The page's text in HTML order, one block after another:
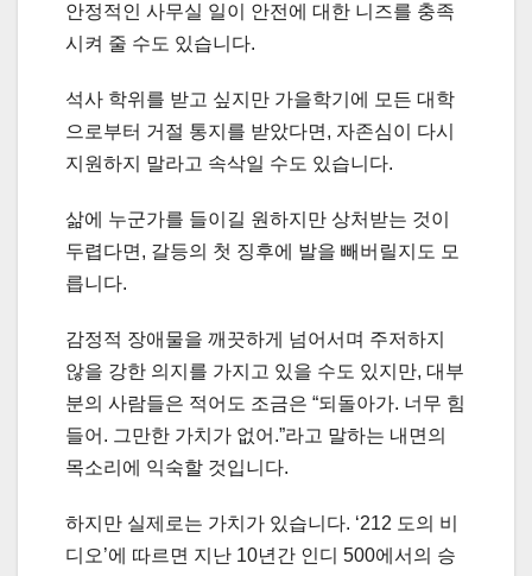
안정적인 사무실 일이 안전에 대한 니즈를 충족
시켜 줄 수도 있습니다.
석사 학위를 받고 싶지만 가을학기에 모든 대학
으로부터 거절 통지를 받았다면, 자존심이 다시
지원하지 말라고 속삭일 수도 있습니다.
삶에 누군가를 들이길 원하지만 상처받는 것이
두렵다면, 갈등의 첫 징후에 발을 빼버릴지도 모
릅니다.
감정적 장애물을 깨끗하게 넘어서며 주저하지
않을 강한 의지를 가지고 있을 수도 있지만, 대부
분의 사람들은 적어도 조금은 “되돌아가. 너무 힘
들어. 그만한 가치가 없어.”라고 말하는 내면의
목소리에 익숙할 것입니다.
하지만 실제로는 가치가 있습니다. ‘212 도의 비
디오’에 따르면 지난 10년간 인디 500에서의 승